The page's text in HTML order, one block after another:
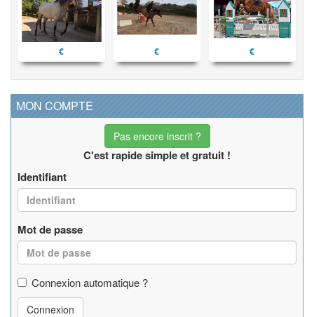
€ € €
MON COMPTE
Pas encore inscrit ?
C'est rapide simple et gratuit !
Identifiant
Mot de passe
Connexion automatique ?
Connexion